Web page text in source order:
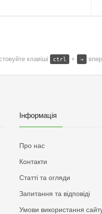
клавіші ctrl + →
Інформація
Про нас
Контакти
Статті та огляди
Запитання та відповіді
Умови використання